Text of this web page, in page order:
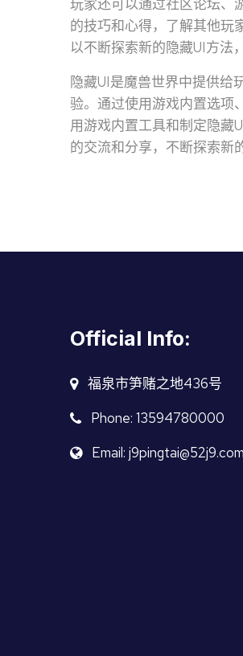
玩家还可以通过社区论坛、
的技巧和心得，了解其他玩
以不断探索新的隐藏UI方法
隐藏UI是魔兽世界中提供给
验。通过使用游戏内置选项
用游戏内置工具和制定隐藏
的交流和分享，不断探索新
Official Info:
福泉市笋赌之地436号
Phone: 13594780000
Email: j9pingtai@52j9.com